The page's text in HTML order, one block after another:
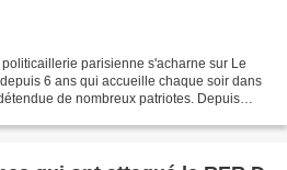
parisienne s'acharne sur Le
6 ans qui accueille chaque soir dans
de nombreux patriotes. Depuis